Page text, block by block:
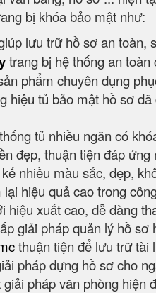
bị khóa bảo mật như:
lưu trữ hồ sơ an toàn,
trang bị hệ thống an
phẩm chuyên dụng
hiệu tủ bảo mật hồ sơ
tủ nhiều ngăn có
đẹp, thuận tiện đáp
nhiều màu sắc, đẹp,
lại hiệu quả cao trong
hiệu xuất cao, dễ dàng
giải pháp quản lý hồ sơ
thuận tiện để lưu trữ tài
pháp đựng hồ sơ cho
giải pháp văn phòng hiện